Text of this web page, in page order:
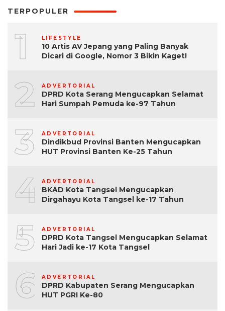
TERPOPULER
1 LIFESTYLE
10 Artis AV Jepang yang Paling Banyak
Dicari di Google, Nomor 3 Bikin Kaget!
2 ADVERTORIAL
DPRD Kota Serang Mengucapkan Selamat
Hari Sumpah Pemuda ke-97 Tahun
3 ADVERTORIAL
Dindikbud Provinsi Banten Mengucapkan
HUT Provinsi Banten Ke-25 Tahun
4 ADVERTORIAL
BKAD Kota Tangsel Mengucapkan
Dirgahayu Kota Tangsel ke-17 Tahun
5 ADVERTORIAL
DPRD Kota Tangsel Mengucapkan Selamat
Hari Jadi ke-17 Kota Tangsel
6 ADVERTORIAL
DPRD Kabupaten Serang Mengucapkan
HUT PGRI Ke-80